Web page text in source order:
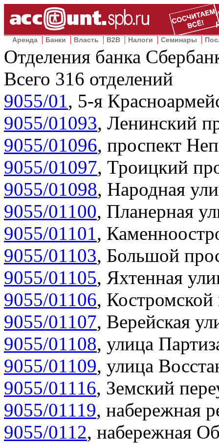
Аренда Банки Власть B2B Налоги Семинары
Отделения банка
Всего 316 отделений
9055/01, 5-я
9055/01093, Ленинский
9055/01096, проспект
9055/01097, Троицкий
9055/01098, Народная
9055/01100, Планерная
9055/01101,
9055/01103, Большой
9055/01105, Яхтенная
9055/01106, Костромской
9055/01107, Верейская
9055/01108, улица
9055/01109, улица
9055/01116, Земский
9055/01119, набережная
9055/0112, набережная